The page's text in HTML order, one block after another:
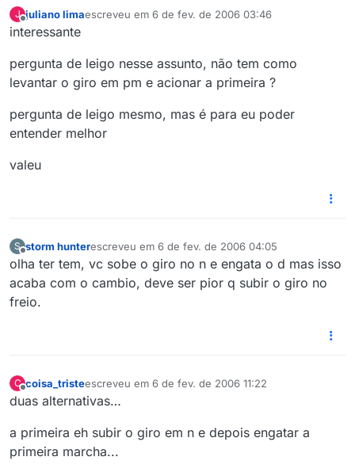
J juliano limaescreveu em 6 de fev. de 2006 03:46
última edição por
interessante
pergunta de leigo nesse assunto, não tem como
levantar o giro em pm e acionar a primeira ?
pergunta de leigo mesmo, mas é para eu poder
entender melhor
valeu
S
Offline
storm hunterescreveu em 6 de fev. de 2006 04:05
última edição por
olha ter tem, vc sobe o giro no n e engata o d mas isso
acaba com o cambio, deve ser pior q subir o giro no
freio.
C
Offline
coisa_tristeescreveu em 6 de fev. de 2006 11:22
última edição por
duas alternativas…
a primeira eh subir o giro em n e depois engatar a
primeira marcha...